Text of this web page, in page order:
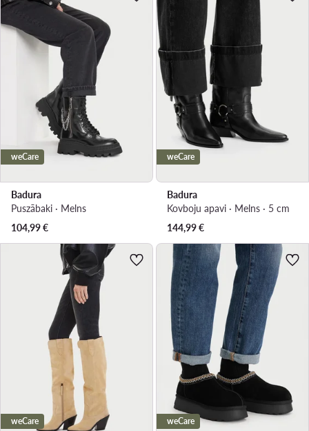
weCare
Badura
Puszābaki · Melns
104,99€
weCare
Badura
Kovboju apavi · Melns · 5 cm
144,99€
weCare weCare